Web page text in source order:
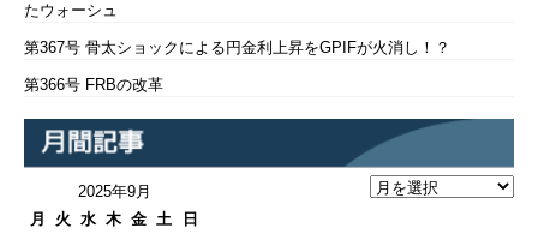
たウォーシュ
第367号 骨太ショックによる円金利上昇をGPIFが火消し！？
第366号 FRBの改革
2025年9月
月
火 水 木 金 土 日